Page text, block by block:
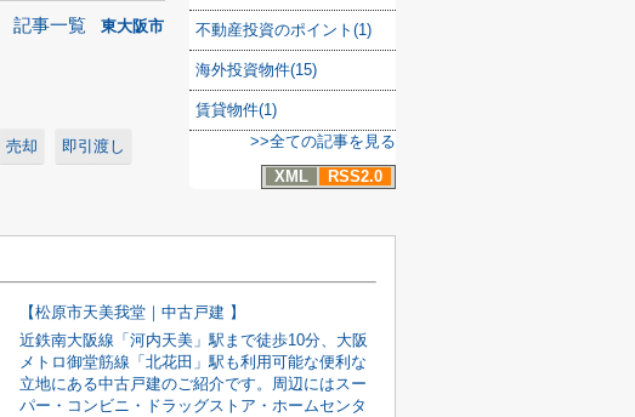
記事一覧
東大阪市
売却 即引渡し
不動産投資のポイント(1)
海外投資物件(15)
賃貸物件(1)
>>全ての記事を見る
XML
RSS2.0
【松原市天美我堂｜中古戸建 】
近鉄南大阪線「河内天美」駅まで徒歩10分、大阪
メトロ御堂筋線「北花田」駅も利用可能な便利な
立地にある中古戸建のご紹介です。周辺にはスー
パー・コンビニ・ドラッグストア・ホームセンタ